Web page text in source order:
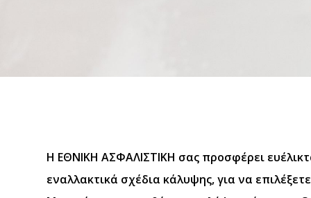
Η ΕΘΝΙΚΗ ΑΣΦΑΛΙΣΤΙΚΗ σας προσφέρει
εναλλακτικά σχέδια κάλυψης, για να